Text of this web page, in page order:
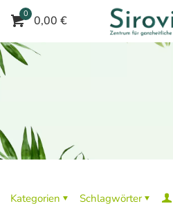
0 0,00 €
Kategorien Schlagwörter